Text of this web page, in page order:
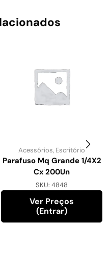
Acessórios, Escritório
Parafuso Mq Grande 1/4X2
Cx 200Un
SKU: 4848
Ver Preços
(entrar)